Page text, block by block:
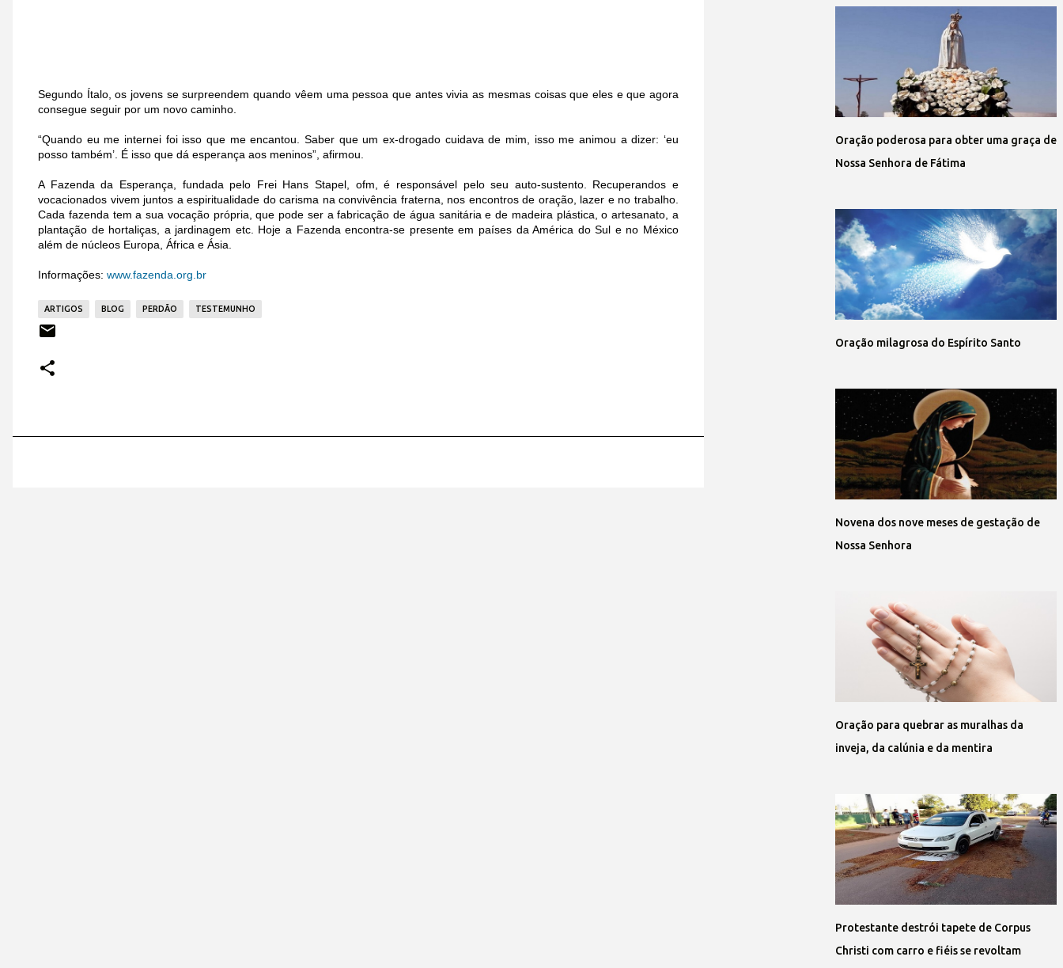
Segundo Ítalo, os jovens se surpreendem quando vêem uma pessoa que antes vivia as mesmas coisas que eles e que agora
consegue seguir por um novo caminho.
“Quando eu me internei foi isso que me encantou. Saber que um ex-drogado cuidava de mim, isso me animou a dizer: ‘eu
posso também’. É isso que dá esperança aos meninos”, afirmou.
A Fazenda da Esperança, fundada pelo Frei Hans Stapel, ofm, é responsável pelo seu auto-sustento. Recuperandos e
vocacionados vivem juntos a espiritualidade do carisma na convivência fraterna, nos encontros de oração, lazer e no trabalho.
Cada fazenda tem a sua vocação própria, que pode ser a fabricação de água sanitária e de madeira plástica, o artesanato, a
plantação de hortaliças, a jardinagem etc. Hoje a Fazenda encontra-se presente em países da América do Sul e no México
além de núcleos Europa, África e Ásia.
Informações: www.fazenda.org.br
ARTIGOS BLOG PERDÃO TESTEMUNHO
Oração poderosa para obter uma graça de
Nossa Senhora de Fátima
Oração milagrosa do Espírito Santo
Novena dos nove meses de gestação de
Nossa Senhora
Oração para quebrar as muralhas da
inveja, da calúnia e da mentira
Protestante destrói tapete de Corpus
Christi com carro e fiéis se revoltam